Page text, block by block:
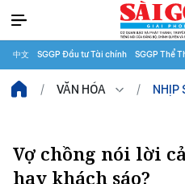
中文 SGGP Đầu tư Tài chính SGGP Thể
VĂN HÓA NHỊP
Vợ chồng nói lời
hay khách sáo?